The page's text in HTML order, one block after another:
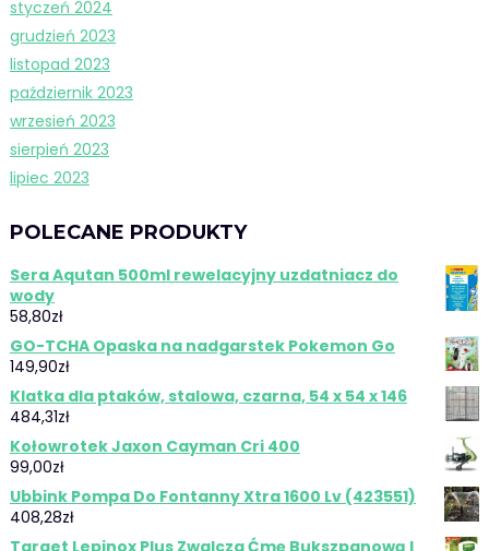
styczeń 2024
grudzień 2023
listopad 2023
październik 2023
wrzesień 2023
sierpień 2023
lipiec 2023
POLECANE PRODUKTY
Sera Aqutan 500ml rewelacyjny uzdatniacz do
wody
58,80zł
GO-TCHA Opaska na nadgarstek Pokemon Go
149,90zł
Klatka dla ptaków, stalowa, czarna, 54 x 54 x 146
484,31zł
Kołowrotek Jaxon Cayman Cri 400
99,00zł
Ubbink Pompa Do Fontanny Xtra 1600 Lv (423551)
408,28zł
Target Lepinox Plus Zwalcza Ćmę Bukszpanową I